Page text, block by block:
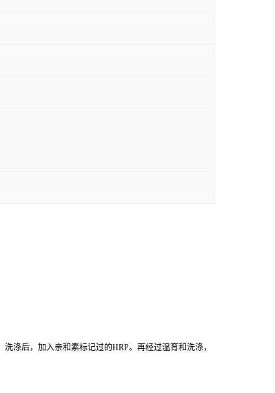
涤后，加入亲和素标记过的HRP。再经过温育和洗涤，